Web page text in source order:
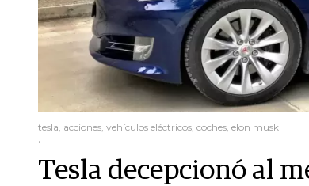
tesla, acciones, vehículos eléctricos, coches, elon musk
.
Tesla decepcionó al